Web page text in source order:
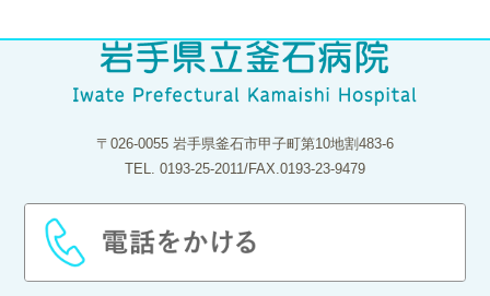
〒026-0055 岩手県釜石市甲子町第10地割483-6
TEL. 0193-25-2011/FAX.0193-23-9479